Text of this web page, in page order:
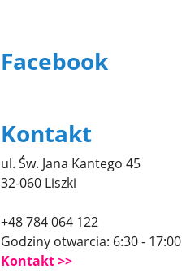
Facebook
Kontakt
ul. Św. Jana Kantego 45
32-060 Liszki
+48 784 064 122
Godziny otwarcia: 6:30 - 17:00
Kontakt